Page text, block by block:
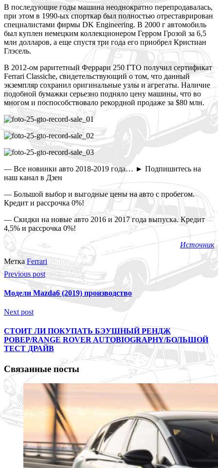
В последующие годы машина неоднократно перепродавалась,
при этом в 1990-ых спорткар был полностью отреставрирован
специалистами фирмы DK Engineering. В 2000 г автомобиль
был куплен немецким коллекционером Герром Грозой за 6,5
млн долларов, а еще спустя три года его приобрел Кристиан
Глэсель.
В 2012-ом раритетный Феррари 250 ГТО получил сертификат
Ferrari Classiche, свидетельствующий о том, что данный
экземпляр сохранил оригинальные узлы и агрегаты. Наличие
подобной бумажки серьезно подняло цену машины, что во
многом и поспособствовало рекордной продаже за $80 млн.
— Все новинки авто 2018-2019 года… ► Подпишитесь на
наш канал в Дзен
— Большой выбор и выгодные цены на авто с пробегом.
Кредит и рассрочка 0%!
— Скидки на новые авто 2016 и 2017 года выпуска. Кредит
4,5% и рассрочка 0%!
Источник
Метка Ferrari
Previous post
Модели Mazda6 (2019) производство
Next post
СТОИТ ЛИ ПОКУПАТЬ БЭУШНЫЙ РЕНДЖ
РОВЕР/RANGE ROVER AUTOBIOGRAPHY/БОЛЬШОЙ
ТЕСТ ДРАЙВ
Связанные посты